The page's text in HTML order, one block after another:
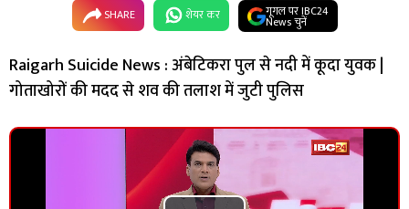
SHARE शेयर कर गूगल पर IBC24
News चुनें
Raigarh Suicide News : अंबेटिकरा पुल से नदी में कूदा युवक |
गोताखोरों की मदद से शव की तलाश में जुटी पुलिस